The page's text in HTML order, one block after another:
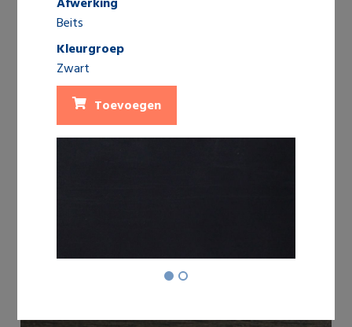
Beits
Kleurgroep
Zwart
Toevoegen